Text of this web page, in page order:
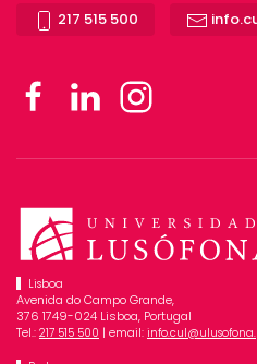
217 515 500
Lisboa
Avenida do Campo Grande,
376 1749-024 Lisboa, Portugal
Tel.: 217 515 500 | email: